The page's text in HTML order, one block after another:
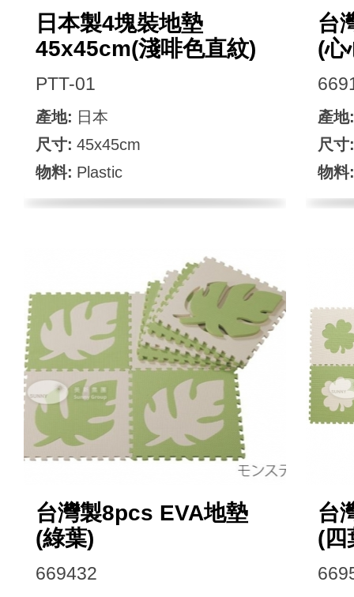
日本製4塊裝地墊
45x45cm(淺啡色直紋)
PTT-01
產地: 日本
尺寸: 45x45cm
物料: Plastic
台
(心
產地:
尺寸:
物料:
台灣製8pcs EVA地墊
(綠葉)
669432
台
(四